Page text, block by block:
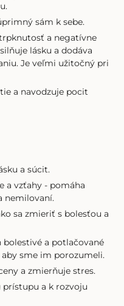
sám k sebe.
a negatívne
lásku a dodáva
Je veľmi užitočný pri
a navodzuje pocit
a súcit.
a vzťahy - pomáha
nemilovaní.
sa zmieriť s bolesťou a
a potlačované
sme im porozumeli.
a zmierňuje stres.
prístupu a k rozvoju